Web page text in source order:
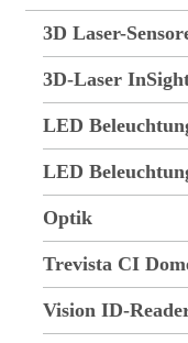
3D Laser-
3D-Laser
LED
LED
Optik
Trevista CI
Vision ID-